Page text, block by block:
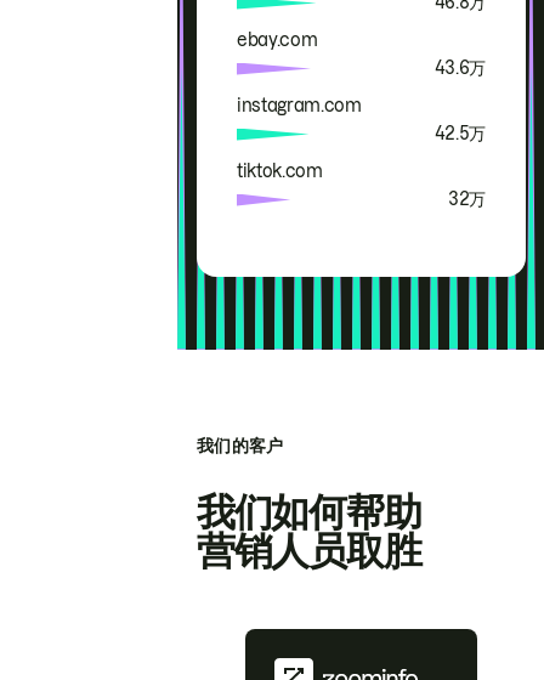
ebay.com
43.6万
instagram.com
42.5万
tiktok.com
32万
我们的客户
我们如何帮助
营销人员取胜